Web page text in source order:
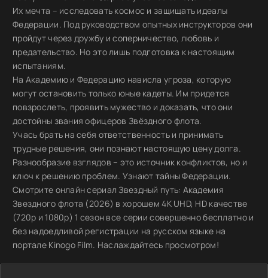
Их мечта – исследовать космос и защищать идеалы
Федерации. Под руководством опытных инструкторов они
пройдут через дружбу и соперничество, любовь и
предательство. Но это лишь подготовка к настоящим
испытаниям.
На Академию и Федерацию нависла угроза, которую
могут остановить только юные кадеты. Им придется
повзрослеть, проявить мужество и доказать, что они
достойны звания офицеров Звёздного флота.
Учась брать на себя ответственность и принимать
трудные решения, они познают настоящую цену долга.
Разнообразие взглядов – это источник конфликтов, но и
ключ к решению проблем. Узнают тайны Федерации.
Смотрите онлайн сериал Звездный путь: Академия
Звездного флота (2026) в хорошем 4K UHD, HD качестве
(720p и 1080p) 1 сезон все серии совершенно бесплатно и
без надоедливой регистрации на русском языке на
портале Kinogo Film. Наслаждайтесь просмотром!